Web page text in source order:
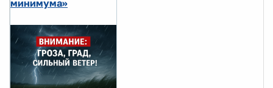
минимума»